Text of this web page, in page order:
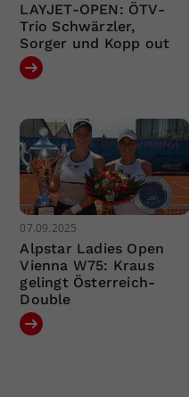
LAYJET-OPEN: ÖTV-
Trio Schwärzler,
Sorger und Kopp out
07.09.2025
Alpstar Ladies Open
Vienna W75: Kraus
gelingt Österreich-
Double